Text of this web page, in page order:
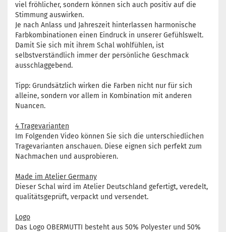
viel fröhlicher, sondern können sich auch positiv auf die
Stimmung auswirken.
Je nach Anlass und Jahreszeit hinterlassen harmonische
Farbkombinationen einen Eindruck in unserer Gefühlswelt.
Damit Sie sich mit ihrem Schal wohlfühlen, ist
selbstverständlich immer der persönliche Geschmack
ausschlaggebend.
Tipp: Grundsätzlich wirken die Farben nicht nur für sich
alleine, sondern vor allem in Kombination mit anderen
Nuancen.
4 Tragevarianten
Im Folgenden Video können Sie sich die unterschiedlichen
Tragevarianten anschauen. Diese eignen sich perfekt zum
Nachmachen und ausprobieren.
Made im Atelier Germany
Dieser Schal wird im Atelier Deutschland gefertigt, veredelt,
qualitätsgeprüft, verpackt und versendet.
Logo
Das Logo OBERMUTTI besteht aus 50% Polyester und 50%